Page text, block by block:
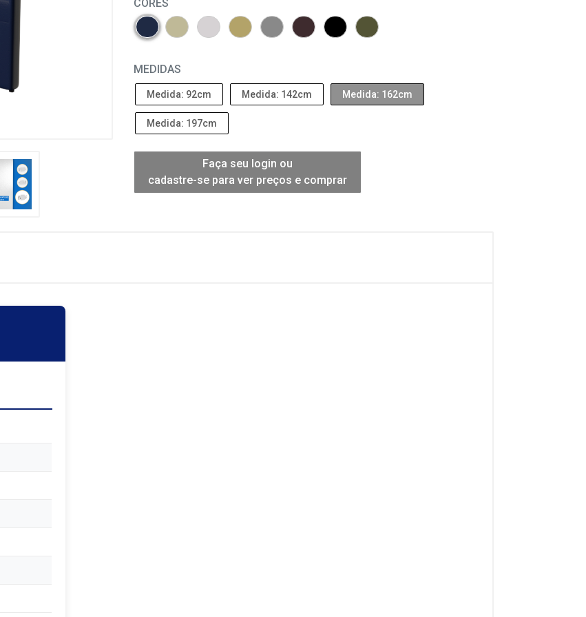
CORES
MEDIDAS
Medida: 92cm Medida: 142cm Medida: 162cm
Medida: 197cm
Faça seu login ou
cadastre-se para ver preços e comprar